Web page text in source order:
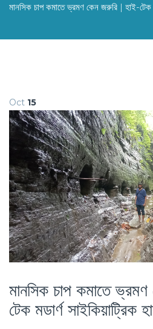
মানসিক চাপ কমাতে ভ্রমণ কেন জরুরি | হাই-টেক
Oct 15
মানসিক চাপ কমাতে
টেক মডার্ণ সাইকিয়াট্রিক